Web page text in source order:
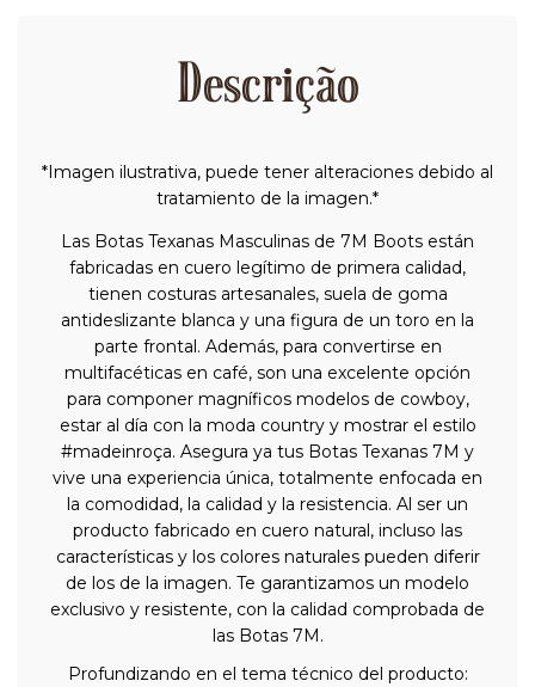
Descrição
*Imagen ilustrativa, puede tener alteraciones debido al
tratamiento de la imagen.*
Las Botas Texanas Masculinas de 7M Boots están
fabricadas en cuero legítimo de primera calidad,
tienen costuras artesanales, suela de goma
antideslizante blanca y una figura de un toro en la
parte frontal. Además, para convertirse en
multifacéticas en café, son una excelente opción
para componer magníficos modelos de cowboy,
estar al día con la moda country y mostrar el estilo
#madeinroça. Asegura ya tus Botas Texanas 7M y
vive una experiencia única, totalmente enfocada en
la comodidad, la calidad y la resistencia. Al ser un
producto fabricado en cuero natural, incluso las
características y los colores naturales pueden diferir
de los de la imagen. Te garantizamos un modelo
exclusivo y resistente, con la calidad comprobada de
las Botas 7M.
Profundizando en el tema técnico del producto: